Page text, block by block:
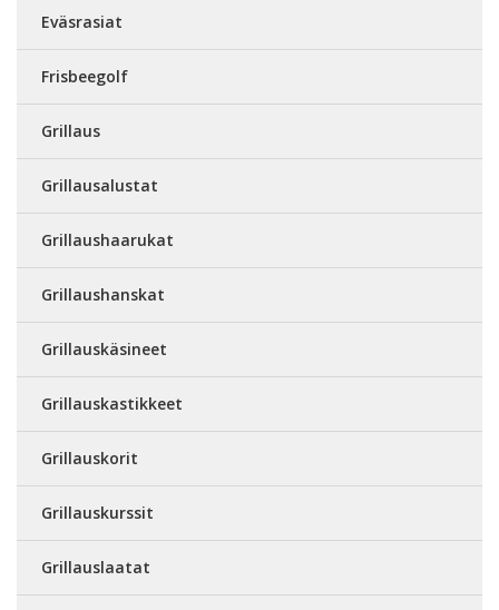
Eväsrasiat
Frisbeegolf
Grillaus
Grillausalustat
Grillaushaarukat
Grillaushanskat
Grillauskäsineet
Grillauskastikkeet
Grillauskorit
Grillauskurssit
Grillauslaatat